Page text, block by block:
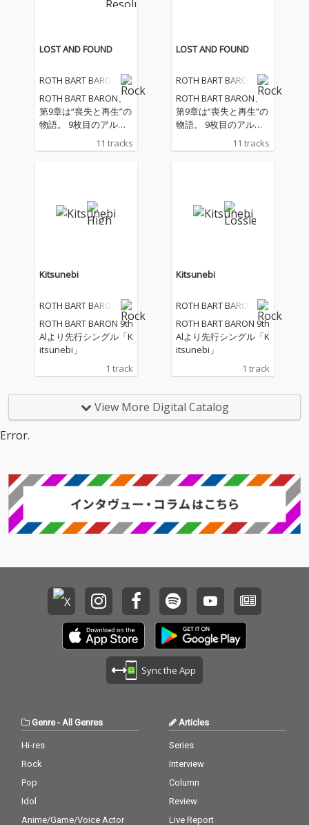
LOST AND FOUND
ROTH BART BARON
ROTH BART BARON、
第9章は“喪失と再生”の
物語。 9枚目のアルバ
ム『LOST AND FOUN
D』は、三船雅也の“現
に宿るファンタジーを
鮮烈に浮かび上がらせ
僕の世界」。現実をた
だ写し取るのではな
ち上がる景色を通し
て、これまで以上にワ
ガママで、大胆に、新
しい方向性を提示して
する楽曲のひとつ「”Y
in This World”」
は、“君はこの世で一番
ルさを内包させた上で
ージへと昇華させた。
え込んだまま生きる尊
である。原型は数年前
うやく今作というタイ
ミングで世に出ること
となった。珍しくシン
プルな8ビートに乗せ
られた言葉は、どこま
でもストレートに心を
ングとバンド・サウン
ドを融合させた先行シ
ングル「Kitsunebi」で
ながらも日本古来の狐
かせるような楽曲とな
11 tracks
LOST AND FOUND
ROTH BART BARON
ROTH BART BARON、
第9章は“喪失と再生”の
物語。 9枚目のアルバ
ム『LOST AND FOUN
D』は、三船雅也の“現
に宿るファンタジーを
鮮烈に浮かび上がらせ
僕の世界」。現実をた
だ写し取るのではな
ち上がる景色を通し
て、これまで以上にワ
ガママで、大胆に、新
しい方向性を提示して
する楽曲のひとつ「”Y
in This World”」
は、“君はこの世で一番
ルさを内包させた上で
ージへと昇華させた。
え込んだまま生きる尊
である。原型は数年前
うやく今作というタイ
ミングで世に出ること
となった。珍しくシン
プルな8ビートに乗せ
られた言葉は、どこま
でもストレートに心を
打つ。 音楽的挑戦もま
ングとバンド・サウン
ドを融合させた先行シ
ングル「Kitsunebi」で
ながらも日本古来の狐
火や浮世絵的な世界観
ちら側の境界を揺らめ
かせるような楽曲とな
11 tracks
Kitsunebi
ROTH BART BARON
ROTH BART BARON 9th
Alより先行シングル「K
itsunebi」
1 track
Kitsunebi
ROTH BART BARON
ROTH BART BARON 9th
Alより先行シングル「K
itsunebi」
1 track
View More Digital Catalog
Error.
Sync the App
Genre- All Genres
Hi-res
Rock
Pop
Idol
Anime/Game/Voice Actor
Articles
Series
Interview
Column
Review
Live Report